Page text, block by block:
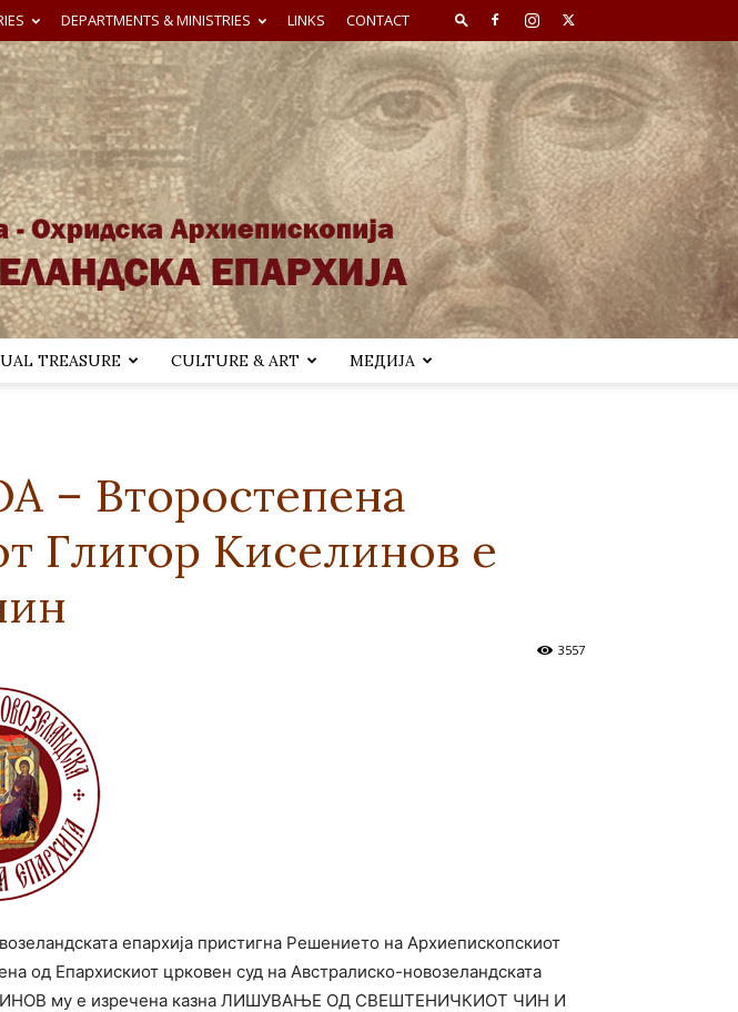
DEPARTMENTS & MINISTRIES LINKS CONTACT
TREASURE CULTURE & ART МЕДИЈА
– Второстепена
Глигор Киселинов е
3557
епархија пристигна Решението на Архиепископскиот
од Епархискиот црковен суд на Австралиско-новозеландската
му е изречена казна ЛИШУВАЊЕ ОД СВЕШТЕНИЧКИОТ ЧИН И